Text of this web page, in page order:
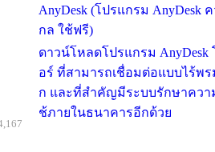
AnyDesk (โปรแกรม AnyDesk
กล ใช้ฟรี)
ดาวน์โหลดโปรแกรม
อร์ ที่สามารถเชื่อมต่อแบบไร้พ
ก และที่สำคัญมีระบบรักษาควา
ช้ภายในธนาคารอีกด้วย